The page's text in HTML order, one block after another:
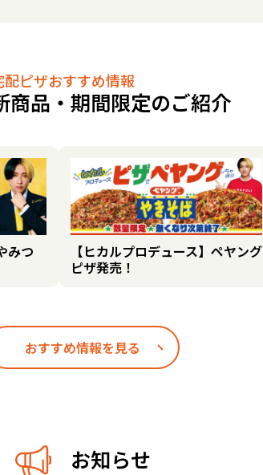
配ピザおすすめ情報
商品・期間限定のご紹介
みつ
【ヒカルプロデュース】ペヤング
ピザ発売！
おすすめ情報を見る
お知らせ